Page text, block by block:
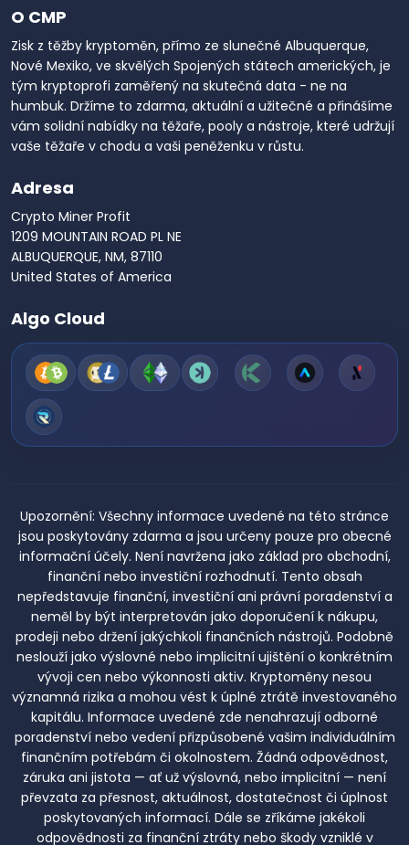
O CMP
Zisk z těžby kryptoměn, přímo ze slunečné Albuquerque,
Nové Mexiko, ve skvělých Spojených státech amerických, je
tým kryptoprofi zaměřený na skutečná data - ne na
humbuk. Držíme to zdarma, aktuální a užitečné a přinášíme
vám solidní nabídky na těžaře, pooly a nástroje, které udržují
vaše těžaře v chodu a vaši peněženku v růstu.
Adresa
Crypto Miner Profit
1209 MOUNTAIN ROAD PL NE
ALBUQUERQUE, NM, 87110
United States of America
Algo Cloud
Upozornění: Všechny informace uvedené na této stránce
jsou poskytovány zdarma a jsou určeny pouze pro obecné
informační účely. Není navržena jako základ pro obchodní,
finanční nebo investiční rozhodnutí. Tento obsah
nepředstavuje finanční, investiční ani právní poradenství a
neměl by být interpretován jako doporučení k nákupu,
prodeji nebo držení jakýchkoli finančních nástrojů. Podobně
neslouží jako výslovné nebo implicitní ujištění o konkrétním
vývoji cen nebo výkonnosti aktiv. Kryptoměny nesou
významná rizika a mohou vést k úplné ztrátě investovaného
kapitálu. Informace uvedené zde nenahrazují odborné
poradenství nebo vedení přizpůsobené vašim individuálním
finančním potřebám či okolnostem. Žádná odpovědnost,
záruka ani jistota — ať už výslovná, nebo implicitní — není
převzata za přesnost, aktuálnost, dostatečnost či úplnost
poskytovaných informací. Dále se zříkáme jakékoli
odpovědnosti za finanční ztráty nebo škody vzniklé v